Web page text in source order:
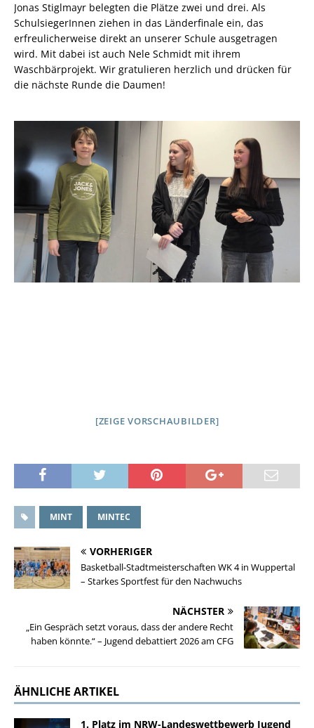
Jonas Stiglmayr belegten die Plätze zwei und drei. Als
SchulsiegerInnen ziehen in das Länderfinale ein, das
erfreulicherweise direkt an unserer Schule ausgetragen
wird. Mit dabei ist auch Nele Schmidt mit ihrem
Waschbärprojekt. Wir gratulieren herzlich und drücken für
die nächste Runde die Daumen!
[ZEIGE VORSCHAUBILDER]
MINT MINTEC
VORHERIGER
Basketball-Stadtmeisterschaften WK 4 in Wuppertal
– Starkes Sportfest für den Nachwuchs
NÄCHSTER
„Ein Gespräch setzt voraus, dass der andere Recht
haben könnte.“ – Jugend debattiert 2026 am CFG
ÄHNLICHE ARTIKEL
1. Platz im NRW-Landeswettbewerb Jugend